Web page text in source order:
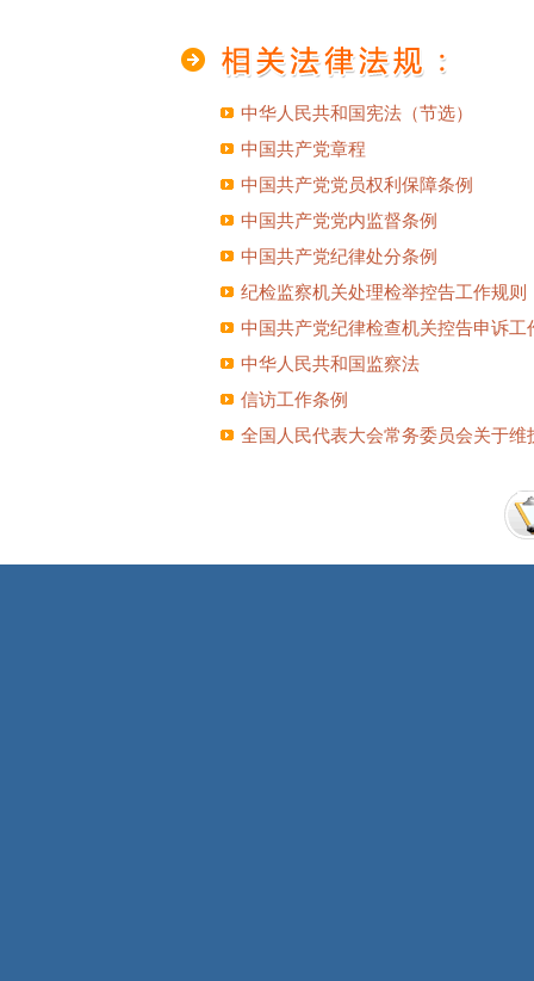
中华人民共和国宪法（节选）
中国共产党章程
中国共产党党员权利保障条例
中国共产党党内监督条例
中国共产党纪律处分条例
纪检监察机关处理检举控告工作规则
中国共产党纪律检查机关控告申诉工
中华人民共和国监察法
信访工作条例
全国人民代表大会常务委员会关于维